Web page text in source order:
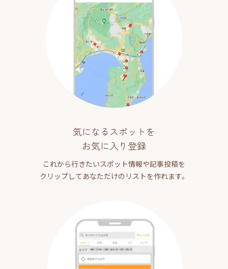
気になるスポットを
お気に入り登録
これから行きたいスポット情報や記事投稿を
クリップしてあなただけのリストを作れます。